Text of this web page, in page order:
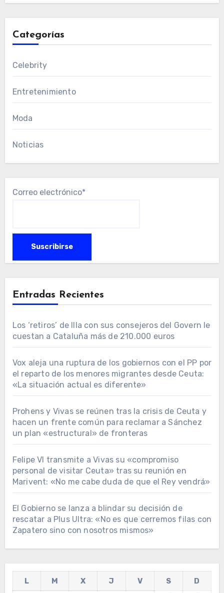
Categorías
Celebrity
Entretenimiento
Moda
Noticias
Correo electrónico*
Entradas Recientes
Los ‘retiros’ de Illa con sus consejeros del Govern le
cuestan a Cataluña más de 210.000 euros
Vox aleja una ruptura de los gobiernos con el PP por
el reparto de los menores migrantes desde Ceuta:
«La situación actual es diferente»
Prohens y Vivas se reúnen tras la crisis de Ceuta y
hacen un frente común para reclamar a Sánchez
un plan «estructural» de fronteras
Felipe VI transmite a Vivas su «compromiso
personal de visitar Ceuta» tras su reunión en
Marivent: «No me cabe duda de que el Rey vendrá»
El Gobierno se lanza a blindar su decisión de
rescatar a Plus Ultra: «No es que cerremos filas con
Zapatero sino con nosotros mismos»
L M X J V S
D